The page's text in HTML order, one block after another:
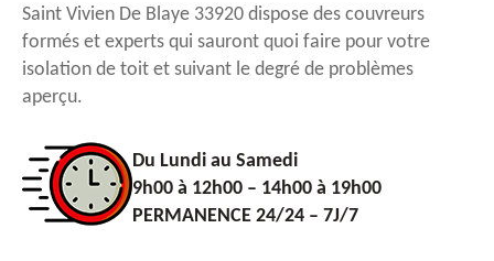
Saint Vivien De Blaye 33920 dispose des couvreurs
formés et experts qui sauront quoi faire pour votre
isolation de toit et suivant le degré de problèmes
aperçu.
Du Lundi au Samedi
9h00 à 12h00 – 14h00 à 19h00
PERMANENCE 24/24 – 7J/7